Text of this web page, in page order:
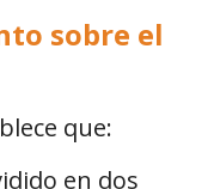
sobre el
que:
en dos